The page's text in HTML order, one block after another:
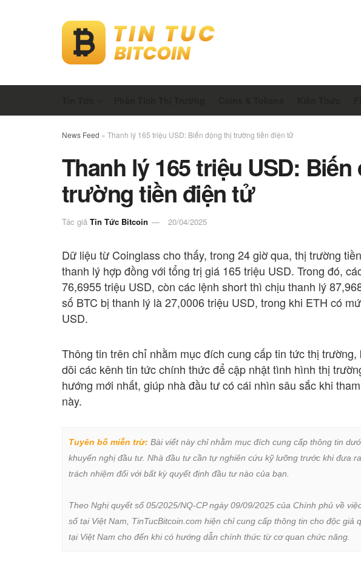
News Feed » Thanh lý 165 triệu USD: Biến động thị trường tiền điện tử
Thanh lý 165 triệu USD:
trường tiền điện tử
Tác giả Tin Tức Bitcoin 20/04/2025
Dữ liệu từ Coinglass cho thấy, trong 24 giờ qua, thị trường
thanh lý hợp đồng với tổng trị giá 165 triệu USD. Trong đó,
76,6955 triệu USD, còn các lệnh short thì chịu thanh lý
số BTC bị thanh lý là 27,0006 triệu USD, trong khi ETH có
USD.
Thông tin trên chỉ nhằm mục đích cung cấp tin tức thị
dõi các kênh tin tức chính thức để cập nhật tình hình thị
hướng mới nhất, giúp nhà đầu tư có cái nhìn sâu sắc khi
này.
Tuyên bố miễn trừ: Bài viết này chỉ nhằm mục đích cung cấp thông tin
khuyến nghị đầu tư. Nhà đầu tư cần tự nghiên cứu kỹ lưỡng trước khi đưa
trách nhiệm đối với bất kỳ quyết định đầu tư nào của bạn.
Theo Nghị quyết số 05/2025/NQ-CP ngày 09/09/2025 của Chính phủ về
số tại Việt Nam, TinTucBitcoin.com hiện chỉ cung cấp thông tin cho độc giả
tại Việt Nam cho đến khi có hướng dẫn chính thức từ cơ quan chức năng.